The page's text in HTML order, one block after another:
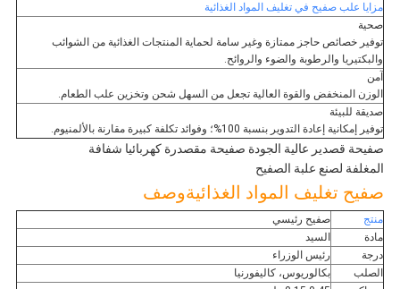
مزايا علب صفيح في تغليف المواد الغذائية
صحية
توفير خصائص حاجز ممتازة وغير سامة لحماية المنتجات الغذائية من الشوائب
والبكتيريا والرطوبة والضوء والروائح.
آمن
الوزن المنخفض والقوة العالية تجعل من السهل شحن وتخزين علب الطعام.
صديقة للبيئة
توفير إمكانية إعادة التدوير بنسبة 100%؛ وفوائد تكلفة كبيرة مقارنة بالألمنيوم.
صفيحة قصدير عالية الجودة صفيحة مقصدرة كهربائيا شفافة
المغلفة لصنع علبة الصفيح
صفيح تغليف المواد الغذائيةوصف
منتج
صفيح رئيسي
مادة
السيد
درجة
رئيس الوزراء
الصلب
بكالوريوس، كاليفورنيا